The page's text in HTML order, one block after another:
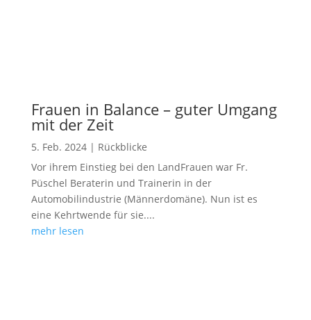
Frauen in Balance – guter Umgang
mit der Zeit
5. Feb. 2024| Rückblicke
Vor ihrem Einstieg bei den LandFrauen war Fr.
Püschel Beraterin und Trainerin in der
Automobilindustrie (Männerdomäne). Nun ist es
eine Kehrtwende für sie....
mehr lesen